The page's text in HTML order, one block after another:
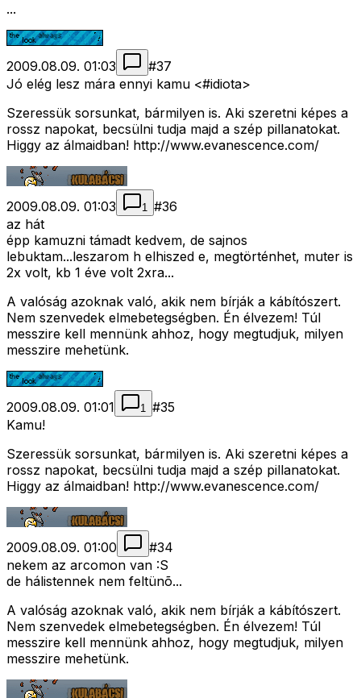
...
2009.08.09. 01:03 #37
Jó elég lesz mára ennyi kamu <#idiota>
Szeressük sorsunkat, bármilyen is. Aki szeretni képes a
rossz napokat, becsülni tudja majd a szép pillanatokat.
Higgy az álmaidban! http://www.evanescence.com/
2009.08.09. 01:03 1 #36
az hát
épp kamuzni támadt kedvem, de sajnos
lebuktam...leszarom h elhiszed e, megtörténhet, muter is
2x volt, kb 1 éve volt 2xra...
A valóság azoknak való, akik nem bírják a kábítószert.
Nem szenvedek elmebetegségben. Én élvezem! Túl
messzire kell mennünk ahhoz, hogy megtudjuk, milyen
messzire mehetünk.
2009.08.09. 01:01 1 #35
Kamu!
Szeressük sorsunkat, bármilyen is. Aki szeretni képes a
rossz napokat, becsülni tudja majd a szép pillanatokat.
Higgy az álmaidban! http://www.evanescence.com/
2009.08.09. 01:00 #34
nekem az arcomon van :S
de hálistennek nem feltünõ...
A valóság azoknak való, akik nem bírják a kábítószert.
Nem szenvedek elmebetegségben. Én élvezem! Túl
messzire kell mennünk ahhoz, hogy megtudjuk, milyen
messzire mehetünk.